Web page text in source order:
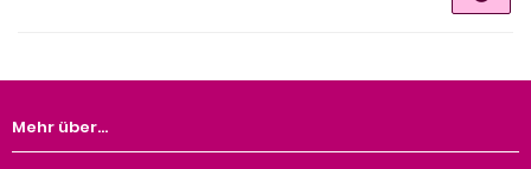
Mehr über...